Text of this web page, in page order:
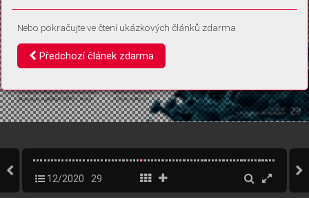
12/2020 29
Nebo pokračujte ve čtení ukázkových článků zdarma
Předchozí článek zdarma